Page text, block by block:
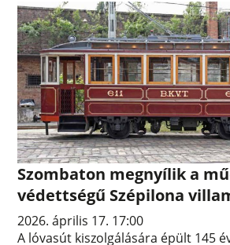
Szombaton megnyílik a
védettségű Szépilona
2026. április 17. 17:00
A lóvasút kiszolgálására épült 145